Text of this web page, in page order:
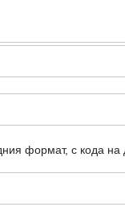
формат, с кода на